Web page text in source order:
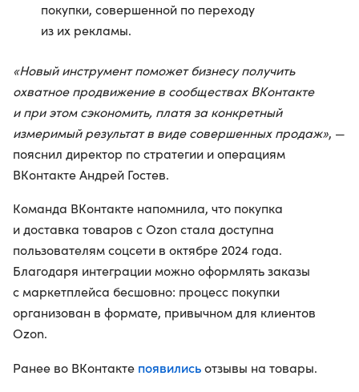
покупки, совершенной по переходу
из их рекламы.
«Новый инструмент поможет бизнесу получить
охватное продвижение в сообществах ВКонтакте
и при этом сэкономить, платя за конкретный
измеримый результат в виде совершенных продаж», —
пояснил директор по стратегии и операциям
ВКонтакте Андрей Гостев.
Команда ВКонтакте напомнила, что покупка
и доставка товаров с Ozon стала доступна
пользователям соцсети в октябре 2024 года.
Благодаря интеграции можно оформлять заказы
с маркетплейса бесшовно: процесс покупки
организован в формате, привычном для клиентов
Ozon.
Ранее во ВКонтакте появилисьотзывы на товары.